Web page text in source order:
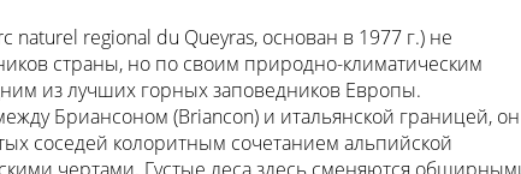
naturel regional du Queyras, основан в 1977 г.) не
страны, но по своим природно-климатическим
из лучших горных заповедников Европы.
Бриансоном (Briancon) и итальянской границей, он
соседей колоритным сочетанием альпийской